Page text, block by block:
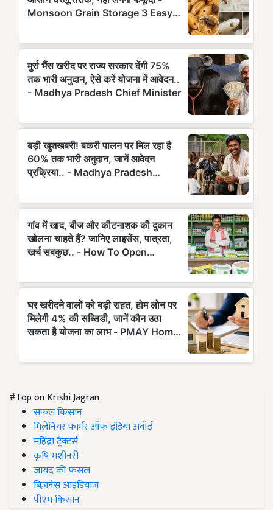
#Top on Krishi Jagran
सफल किसान
मिलेनियर फार्मर ऑफ इंडिया अवॉर्ड
महिंद्रा ट्रैक्टर्स
कृषि मशीनरी
जायद की फसल
बिज़नेस आइडियाज
पीएम किसान